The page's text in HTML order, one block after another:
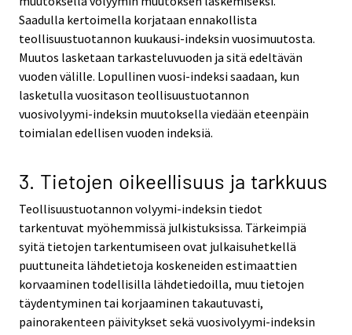
Saadulla kertoimella korjataan ennakollista
teollisuustuotannon kuukausi-indeksin vuosimuutosta.
Muutos lasketaan tarkasteluvuoden ja sitä edeltävän
vuoden välille. Lopullinen vuosi-indeksi saadaan, kun
lasketulla vuositason teollisuustuotannon
vuosivolyymi-indeksin muutoksella viedään eteenpäin
toimialan edellisen vuoden indeksiä.
3. Tietojen oikeellisuus ja tarkkuus
Teollisuustuotannon volyymi-indeksin tiedot
tarkentuvat myöhemmissä julkistuksissa. Tärkeimpiä
syitä tietojen tarkentumiseen ovat julkaisuhetkellä
puuttuneita lähdetietoja koskeneiden estimaattien
korvaaminen todellisilla lähdetiedoilla, muu tietojen
täydentyminen tai korjaaminen takautuvasti,
painorakenteen päivitykset sekä vuosivolyymi-indeksin